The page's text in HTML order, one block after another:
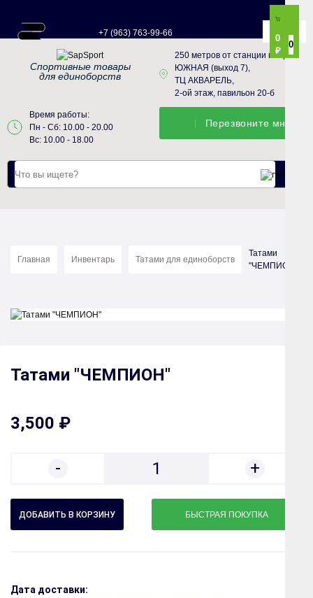
+7 (963) 763-99-66
0
₽
0
Спортивные товары
для единоборств
250 метров от станции метро
ЮЖНАЯ (выход 7),
ТЦ АКВАРЕЛЬ,
2-ой этаж, павильон 20-б
Время работы:
Пн - Сб: 10.00 - 20.00
Вс: 10.00 - 18.00
Перезвонитe мне
Главная Инвентарь Татами для единоборств
Татами
"ЧЕМПИОН"
Татами "ЧЕМПИОН"
3,500 ₽
- 1 +
БЫСТРАЯ ПОКУПКА
Дата доставки: